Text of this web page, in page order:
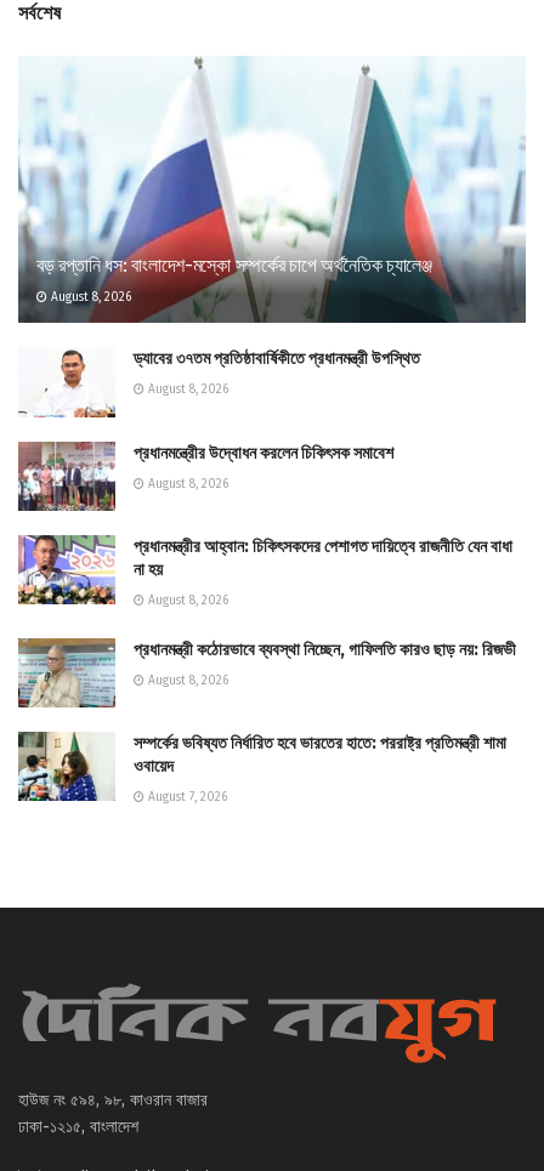
সর্বশেষ
বড় রপ্তানি ধস: বাংলাদেশ-মস্কো সম্পর্কের চাপে অর্থনৈতিক চ্যালেঞ্জ
August 8, 2026
ড্যাবের ৩৭তম প্রতিষ্ঠাবার্ষিকীতে প্রধানমন্ত্রী উপস্থিত
August 8, 2026
প্রধানমন্ত্রীের উদ্বোধন করলেন চিকিৎসক সমাবেশ
August 8, 2026
প্রধানমন্ত্রীর আহ্বান: চিকিৎসকদের পেশাগত দায়িত্বে রাজনীতি যেন বাধা
না হয়
August 8, 2026
প্রধানমন্ত্রী কঠোরভাবে ব্যবস্থা নিচ্ছেন, গাফিলতি কারও ছাড় নয়: রিজভী
August 8, 2026
সম্পর্কের ভবিষ্যত নির্ধারিত হবে ভারতের হাতে: পররাষ্ট্র প্রতিমন্ত্রী শামা
ওবায়েদ
August 7, 2026
হাউজ নং ৫৯৪, ৯৮, কাওরান বাজার
ঢাকা-১২১৫, বাংলাদেশ